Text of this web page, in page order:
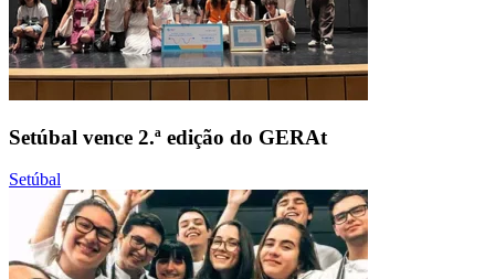
Setúbal vence 2.ª edição do GERAt
Setúbal